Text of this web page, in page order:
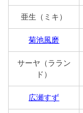
亜生（ミキ）
菊池風磨
サーヤ（ララン
ド）
広瀬すず